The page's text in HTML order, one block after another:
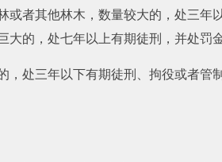
或者其他林木，数量较大的，处三
的，处七年以上有期徒刑，并处罚金
处三年以下有期徒刑、拘役或者